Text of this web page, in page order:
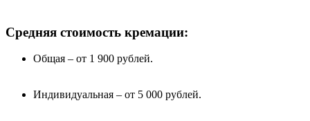
Средняя стоимость кремации:
Общая – от 1 900 рублей.
Индивидуальная – от 5 000 рублей.